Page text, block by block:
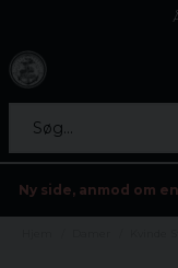
Søg...
Ny side, anmod om